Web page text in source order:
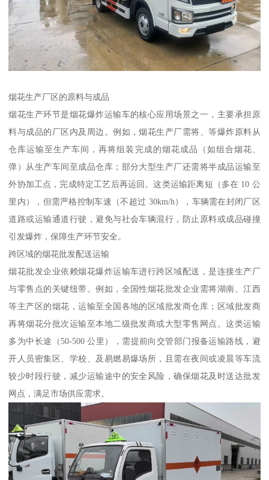
烟花生产厂区的原料与成品​
烟花生产环节是烟花爆炸运输车的核心应用场景之一，主要承担原
料与成品的厂区内及周边。例如，烟花生产厂需将、等爆炸原料从
仓库运输至生产车间，再将组装完成的烟花成品（如组合烟花、
弹）从生产车间至成品仓库；部分大型生产厂还需将半成品运输至
外协加工点，完成特定工艺后再运回。这类运输距离短（多在 10 公
里内），但需严格控制车速（不超过 30km/h），车辆需在封闭厂区
道路或运输通道行驶，避免与社会车辆混行，防止原料或成品碰撞
引发爆炸，保障生产环节安全。​
跨区域的烟花批发配送运输​
烟花批发企业依赖烟花爆炸运输车进行跨区域配送，是连接生产厂
与零售点的关键纽带。例如，全国性烟花批发企业需将湖南、江西
等主产区的烟花，运输至全国各地的区域批发商仓库；区域批发商
再将烟花分批次运输至本地二级批发商或大型零售网点。这类运输
多为中长途（50-500 公里），需提前向交管部门报备运输路线，避
开人员密集区、学校、及易燃易爆场所，且需在夜间或凌晨等车流
较少时段行驶，减少运输途中的安全风险，确保烟花及时送达批发
网点，满足市场供应需求。​